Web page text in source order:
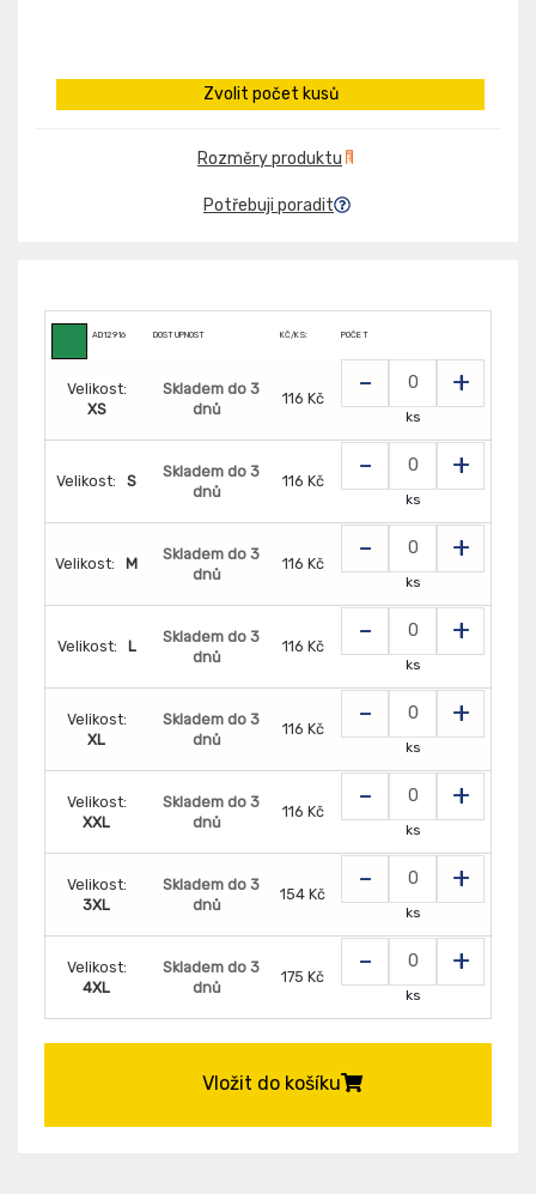
Zvolit počet kusů
Rozměry produktu
Potřebuji poradit
AD12916 DOSTUPNOST KČ/KS: POČET
Velikost:
XS
Skladem do 3
dnů
116 Kč - +
ks
Velikost: S
Skladem do 3
dnů
116 Kč - +
ks
Velikost: M
Skladem do 3
dnů
116 Kč - +
ks
Velikost: L
Skladem do 3
dnů
116 Kč - +
ks
Velikost:
XL
Skladem do 3
dnů
116 Kč - +
ks
Velikost:
XXL
Skladem do 3
dnů
116 Kč - +
ks
Velikost:
3XL
Skladem do 3
dnů
154 Kč - +
ks
Velikost:
4XL
Skladem do 3
dnů
175 Kč - +
ks
Vložit do košíku